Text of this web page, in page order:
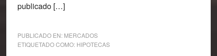
publicado […]
PUBLICADO EN: MERCADOS
ETIQUETADO COMO: HIPOTECAS